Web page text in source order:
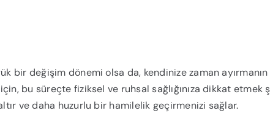
bir değişim dönemi olsa da, kendinize zaman ayırmanın
için, bu süreçte fiziksel ve ruhsal sağlığınıza dikkat etmek
ve daha huzurlu bir hamilelik geçirmenizi sağlar.